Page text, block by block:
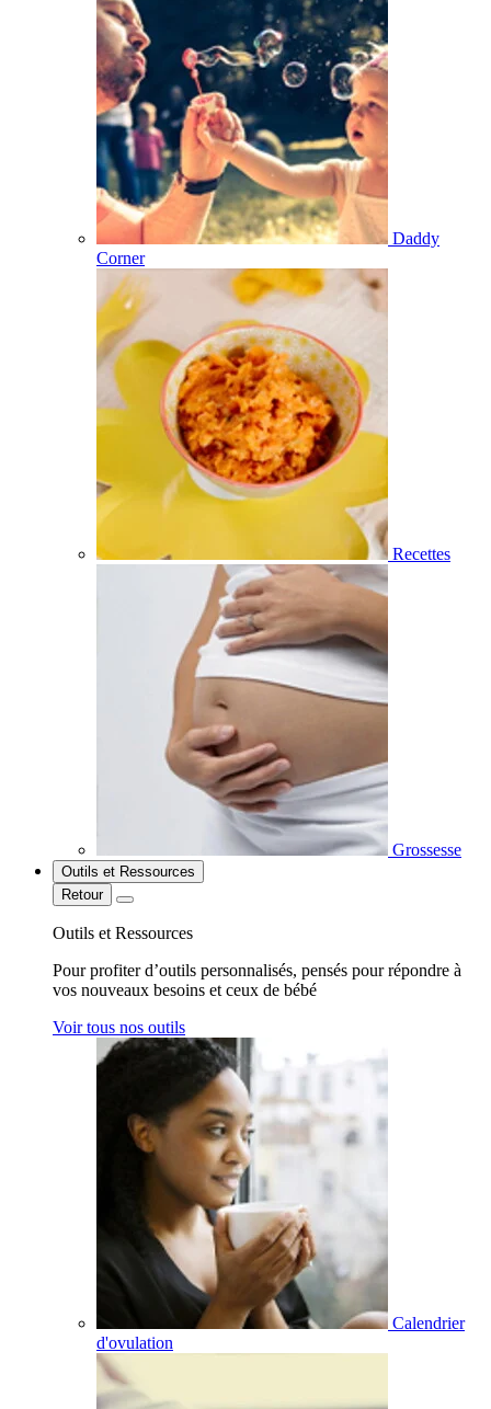
Daddy
Corner
Recettes
Grossesse
Outils et Ressources
Retour
Outils et Ressources
Pour profiter d’outils personnalisés, pensés pour répondre à
vos nouveaux besoins et ceux de bébé
Voir tous nos outils
Calendrier
d'ovulation